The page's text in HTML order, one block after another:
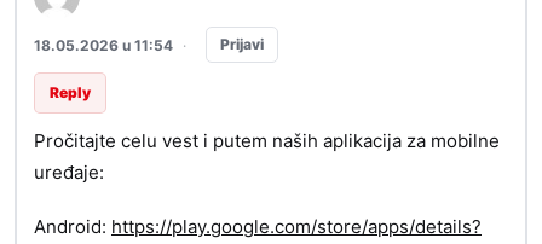
18.05.2026 u 11:54 · Prijavi
Reply
Pročitajte celu vest i putem naših aplikacija za mobilne
uređaje:
Android: https://play.google.com/store/apps/details?